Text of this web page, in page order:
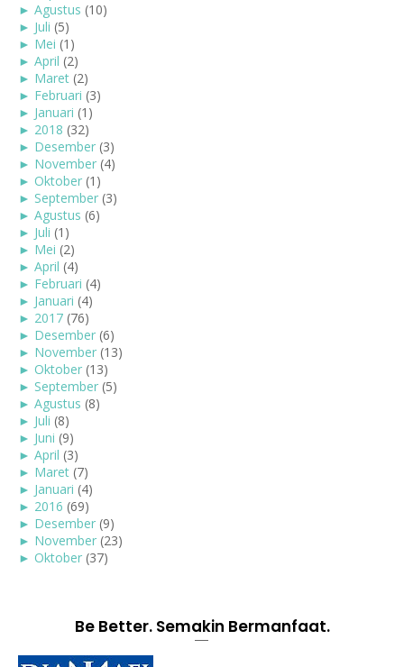
► Agustus (10)
► Juli (5)
► Mei (1)
► April (2)
► Maret (2)
► Februari (3)
► Januari (1)
► 2018 (32)
► Desember (3)
► November (4)
► Oktober (1)
► September (3)
► Agustus (6)
► Juli (1)
► Mei (2)
► April (4)
► Februari (4)
► Januari (4)
► 2017 (76)
► Desember (6)
► November (13)
► Oktober (13)
► September (5)
► Agustus (8)
► Juli (8)
► Juni (9)
► April (3)
► Maret (7)
► Januari (4)
► 2016 (69)
► Desember (9)
► November (23)
► Oktober (37)
Be Better. Semakin Bermanfaat.